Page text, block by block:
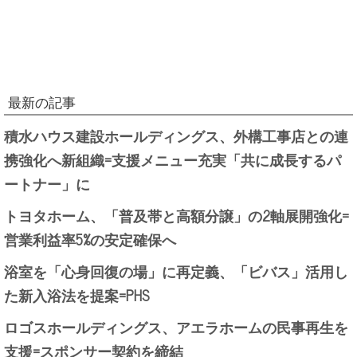
最新の記事
積水ハウス建設ホールディングス、外構工事店との連
携強化へ新組織=支援メニュー充実「共に成長するパ
ートナー」に
トヨタホーム、「普及帯と高額分譲」の2軸展開強化=
営業利益率5%の安定確保へ
浴室を「心身回復の場」に再定義、「ビバス」活用し
た新入浴法を提案=PHS
ロゴスホールディングス、アエラホームの民事再生を
支援=スポンサー契約を締結